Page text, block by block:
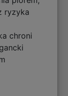
ryzyka
chroni